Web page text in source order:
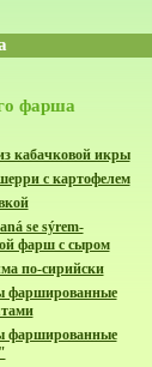
фарша
кабачковой икры
с картофелем
se sýrem-
фарш с сыром
по-сирийски
фаршированные
фаршированные